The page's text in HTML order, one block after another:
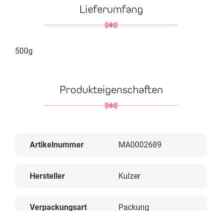
Lieferumfang
500g
Produkteigenschaften
Artikelnummer MA0002689
Hersteller Kulzer
Verpackungsart Packung